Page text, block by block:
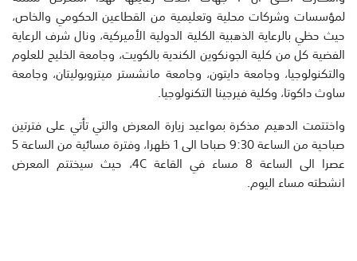
لمؤسسات وشركات محلية وتعليمية من القطاعين الحكومي والخاص،
حيث حظي بالرعاية الذهبية الكلية الدولية الأميركية، ونال شرف الرعاية
الفضية كل من كلية الجونكوين الكندية بالكويت، وجامعة الخليج للعلوم
والتكنولوجيا، وجامعة دايتون، وجامعة مانشستر ميتروبوليتان، وجامعة
ساوث داكوتا، وكلية فيرجينا التكنولوجيا.
واختتمت الدهيم مذكرة بمواعيد زيارة المعرض والتي تأتي على فترتين
صباحية من الساعة 9:30 صباحا الى 1 ظهرا، وفترة مسائية من الساعة 5
عصرا الى الساعة 8 مساء في القاعة 4C، حيث سيختتم المعرض
انشطته مساء اليوم.